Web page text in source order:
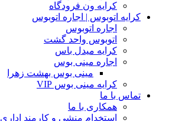
کرایه ون فرودگاه
کرایه اتوبوس | اجاره اتوبوس
اجاره اتوبوس
اتوبوس واحد گشت
کرایه میدل باس
اجاره مینی بوس
مینی بوس بهشت زهرا
کرایه مینی بوس VIP
تماس با ما
همکاری با ما
استخدام منشی و کارمند اداری